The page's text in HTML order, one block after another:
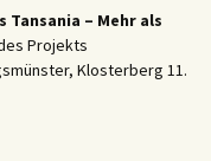
Tansania – Mehr als
Projekts
Klosterberg 11.